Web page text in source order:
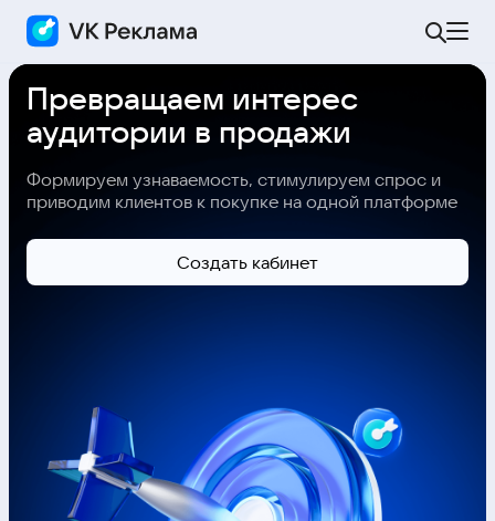
Превращаем интерес
аудитории в продажи
Формируем узнаваемость, стимулируем спрос и
приводим клиентов к покупке на одной платформе
Cоздать кабинет